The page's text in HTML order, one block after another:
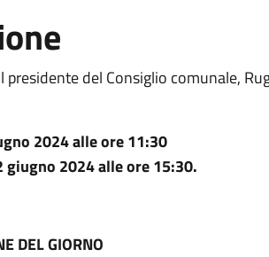
presidente del Consiglio comunale,
2024 alle ore 11:30
giugno 2024 alle ore 15:30.
DEL GIORNO